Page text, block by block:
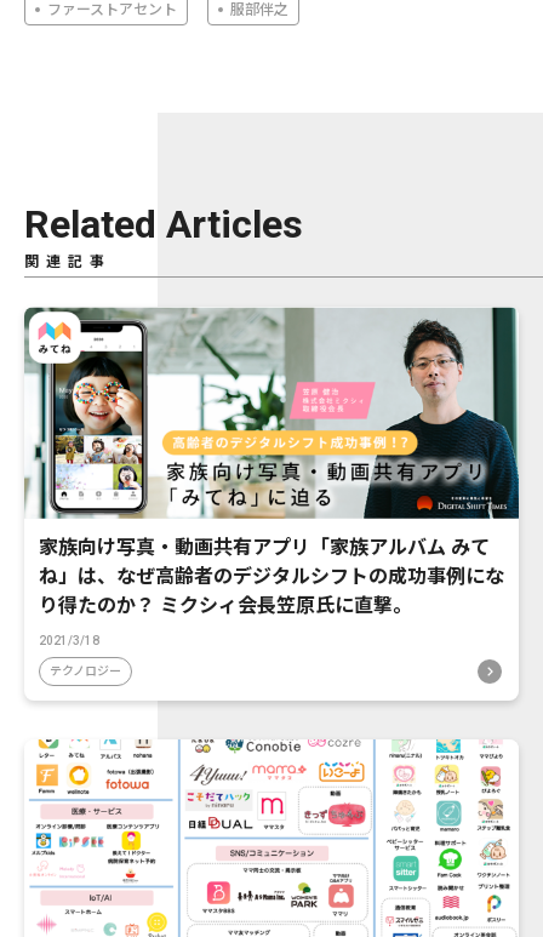
ファーストアセント 服部伴之
Related Articles
関連記事
家族向け写真・動画共有アプリ「家族アルバム みて
ね」は、なぜ高齢者のデジタルシフトの成功事例にな
り得たのか？ ミクシィ会長笠原氏に直撃。
2021/3/18
テクノロジー